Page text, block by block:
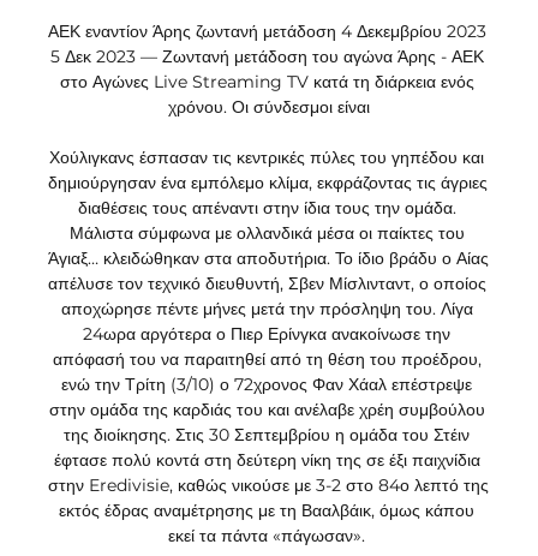
ΑΕΚ εναντίον Άρης ζωντανή μετάδοση 4 Δεκεμβρίου 2023
5 Δεκ 2023 — Ζωντανή μετάδοση του αγώνα Άρης - ΑΕΚ
στο Αγώνες Live Streaming TV κατά τη διάρκεια ενός
χρόνου. Οι σύνδεσμοι είναι
Χούλιγκανς έσπασαν τις κεντρικές πύλες του γηπέδου και
δημιούργησαν ένα εμπόλεμο κλίμα, εκφράζοντας τις άγριες
διαθέσεις τους απέναντι στην ίδια τους την ομάδα.
Μάλιστα σύμφωνα με ολλανδικά μέσα οι παίκτες του
Άγιαξ… κλειδώθηκαν στα αποδυτήρια. Το ίδιο βράδυ ο Αίας
απέλυσε τον τεχνικό διευθυντή, Σβεν Μίσλινταντ, ο οποίος
αποχώρησε πέντε μήνες μετά την πρόσληψη του. Λίγα
24ωρα αργότερα ο Πιερ Ερίνγκα ανακοίνωσε την
απόφασή του να παραιτηθεί από τη θέση του προέδρου,
ενώ την Τρίτη (3/10) ο 72χρονος Φαν Χάαλ επέστρεψε
στην ομάδα της καρδιάς του και ανέλαβε χρέη συμβούλου
της διοίκησης. Στις 30 Σεπτεμβρίου η ομάδα του Στέιν
έφτασε πολύ κοντά στη δεύτερη νίκη της σε έξι παιχνίδια
στην Eredivisie, καθώς νικούσε με 3-2 στο 84ο λεπτό της
εκτός έδρας αναμέτρησης με τη Βααλβάικ, όμως κάπου
εκεί τα πάντα «πάγωσαν».